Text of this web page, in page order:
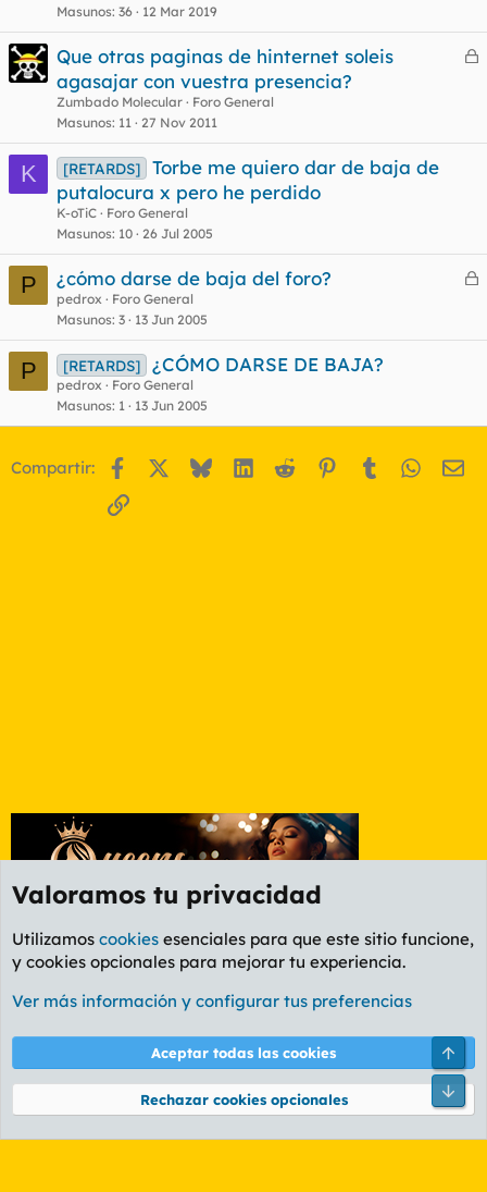
a
d
Masunos 36 12 Mar 2019
C
a
Que otras paginas de hinternet soleis
agasajar con vuestra presencia?
Zumbado Molecular
Foro General
Masunos 11 27 Nov 2011
K [RETARDS]
Torbe me quiero dar de baja de
putalocura x pero he perdido
K-oTiC
Foro General
Masunos 10 26 Jul 2005
P
C
r
¿cómo darse de baja del foro?
pedrox
Foro General
Masunos 3 13 Jun 2005
P [RETARDS] ¿CÓMO DARSE DE BAJA?
pedrox
Foro General
Masunos 1 13 Jun 2005
Compartir: Facebook BlueskyLinkedIn
Reddit Pinterest
Tumblr
Enlace
Foro General
Cookies
PL OLDSTYLE AMARILLO
Términos y reglas Política de privacidad Ayuda
Community platform by XenForo® © 2010-2026 XenForo Ltd.
Valoramos tu privacidad
Utilizamos cookies esenciales para que este sitio funcione,
y cookies opcionales para mejorar tu experiencia.
Ver más información y configurar tus preferencias
Aceptar todas las cookies
Rechazar cookies opcionales
Pie